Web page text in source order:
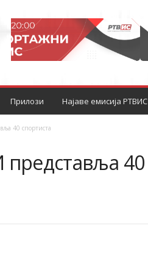
Прилози Најаве емисија РТВИС
40 спортиста
40